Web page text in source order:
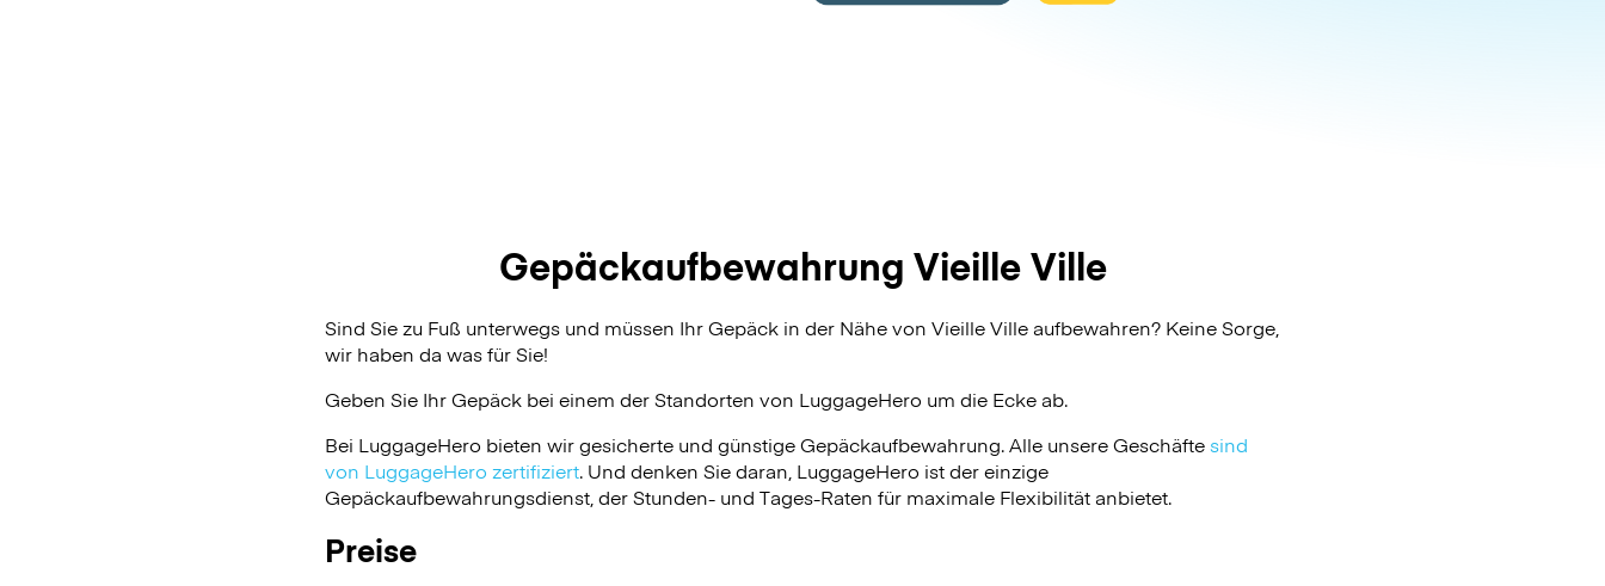
Gepäckaufbewahrung Vieille Ville
Sind Sie zu Fuß unterwegs und müssen Ihr Gepäck in der Nähe von Vieille Ville aufbewahren? Keine Sorge,
wir haben da was für Sie!
Geben Sie Ihr Gepäck bei einem der Standorten von LuggageHero um die Ecke ab.
Bei LuggageHero bieten wir gesicherte und günstige Gepäckaufbewahrung. Alle unsere Geschäftesind
von LuggageHero zertifiziert. Und denken Sie daran, LuggageHero ist der einzige
Gepäckaufbewahrungsdienst, der Stunden- und Tages-Raten für maximale Flexibilität anbietet.
Preise